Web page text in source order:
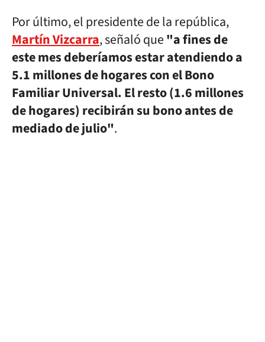
Por último, el presidente de la república,
Martín Vizcarra, señaló que"a fines de
este mes deberíamos estar atendiendo a
5.1 millones de hogares con el Bono
Familiar Universal. El resto (1.6 millones
de hogares) recibirán su bono antes de
mediado de julio".